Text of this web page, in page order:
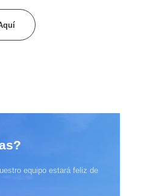
equipo estará feliz de